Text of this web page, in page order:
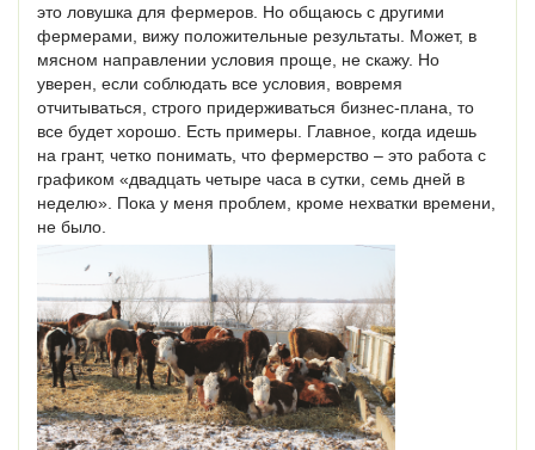
это ловушка для фермеров. Но общаюсь с другими
фермерами, вижу положительные результаты. Может, в
мясном направлении условия проще, не скажу. Но
уверен, если соблюдать все условия, вовремя
отчитываться, строго придерживаться бизнес-плана, то
все будет хорошо. Есть примеры. Главное, когда идешь
на грант, четко понимать, что фермерство – это работа с
графиком «двадцать четыре часа в сутки, семь дней в
неделю». Пока у меня проблем, кроме нехватки времени,
не было.